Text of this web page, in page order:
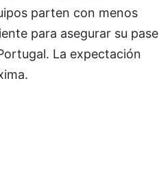
parten con menos
para asegurar su pase
La expectación